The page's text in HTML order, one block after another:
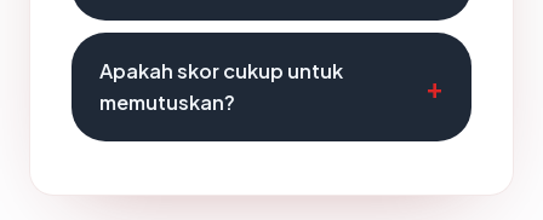
Apakah skor cukup untuk
memutuskan?